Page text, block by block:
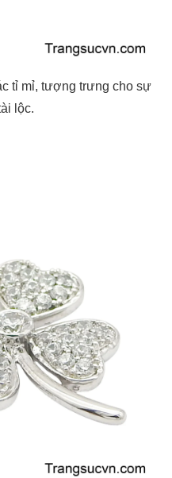
tỉ mỉ, tượng trưng cho sự
lộc.